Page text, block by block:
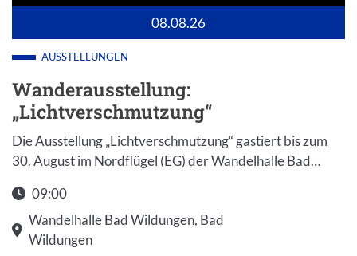
08.08.26
AUSSTELLUNGEN
Wanderausstellung:
„Lichtverschmutzung“
Die Ausstellung „Lichtverschmutzung“ gastiert bis zum
30. August im Nordflügel (EG) der Wandelhalle Bad…
09:00
Wandelhalle Bad Wildungen, Bad
Wildungen